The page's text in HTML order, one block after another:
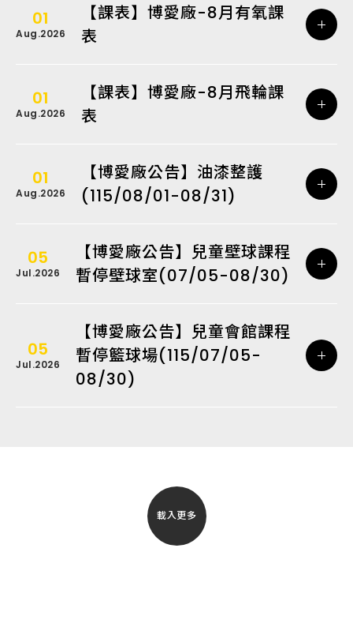
01
Aug.2026
【課表】博愛廠-8月有氧課
表
01
Aug.2026
【課表】博愛廠-8月飛輪課
表
01
Aug.2026
【博愛廠公告】油漆整護
(115/08/01-08/31)
05
Jul.2026
【博愛廠公告】兒童壁球課程
暫停壁球室(07/05-08/30)
05
Jul.2026
【博愛廠公告】兒童會館課程
暫停籃球場(115/07/05-
08/30)
載入更多